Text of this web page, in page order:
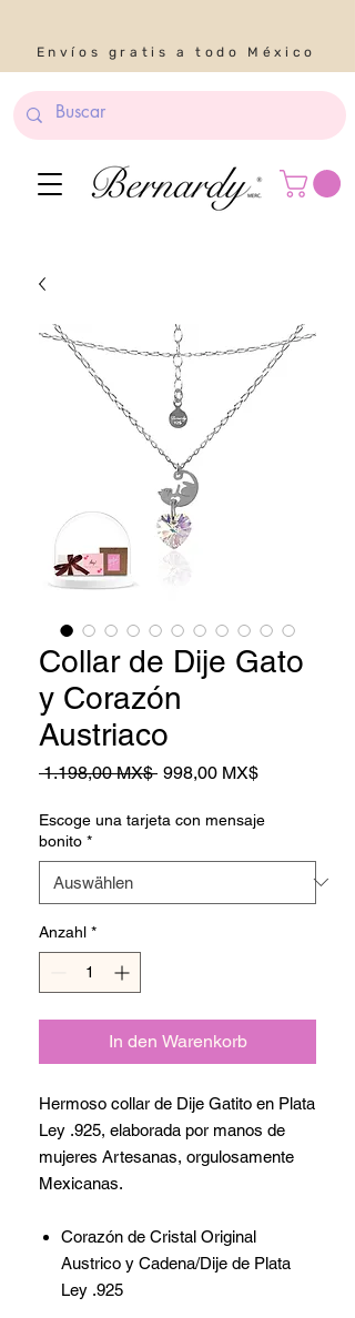
Envíos gratis a todo México
Collar de Dije Gato
y Corazón
Austriaco
1.198,00 MX$ Standardpreis
998,00 MX$Sale-
Escoge una tarjeta con mensaje
bonito *
Anzahl *
In den Warenkorb
Hermoso collar de Dije Gatito en Plata
Ley .925, elaborada por manos de
mujeres Artesanas, orgulosamente
Mexicanas.
Corazón de Cristal Original
Austrico y Cadena/Dije de Plata
Ley .925